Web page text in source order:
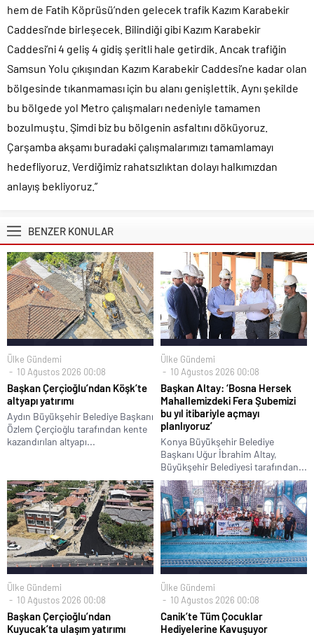
hem de Fatih Köprüsü’nden gelecek trafik Kazım Karabekir
Caddesi’nde birleşecek. Bilindiği gibi Kazım Karabekir
Caddesi’ni 4 geliş 4 gidiş şeritli hale getirdik. Ancak trafiğin
Samsun Yolu çıkışından Kazım Karabekir Caddesi’ne kadar olan
bölgesinde tıkanmaması için bu alanı genişlettik. Aynı şekilde
bu bölgede yol Metro çalışmaları nedeniyle tamamen
bozulmuştu. Şimdi biz bu bölgenin asfaltını döküyoruz.
Çarşamba akşamı buradaki çalışmalarımızı tamamlamayı
hedefliyoruz. Verdiğimiz rahatsızlıktan dolayı halkımızdan
anlayış bekliyoruz.”
BENZER KONULAR
Ülke Gündemi
10 Ağustos 2026 00:08
Başkan Çerçioğlu’ndan Köşk’te
altyapı yatırımı
Aydın Büyükşehir Belediye Başkanı
Özlem Çerçioğlu tarafından kente
kazandırılan altyapı...
Ülke Gündemi
10 Ağustos 2026 00:08
Başkan Altay: ‘Bosna Hersek
Mahallemizdeki Fera Şubemizi
bu yıl itibariyle açmayı
planlıyoruz’
Konya Büyükşehir Belediye
Başkanı Uğur İbrahim Altay,
Büyükşehir Belediyesi tarafından...
Ülke Gündemi
10 Ağustos 2026 00:08
Başkan Çerçioğlu’ndan
Kuyucak’ta ulaşım yatırımı
Ülke Gündemi
10 Ağustos 2026 00:08
Canik’te Tüm Çocuklar
Hediyelerine Kavuşuyor